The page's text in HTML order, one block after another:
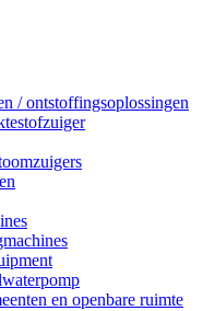
/ ontstoffingsoplossingen
en openbare ruimte